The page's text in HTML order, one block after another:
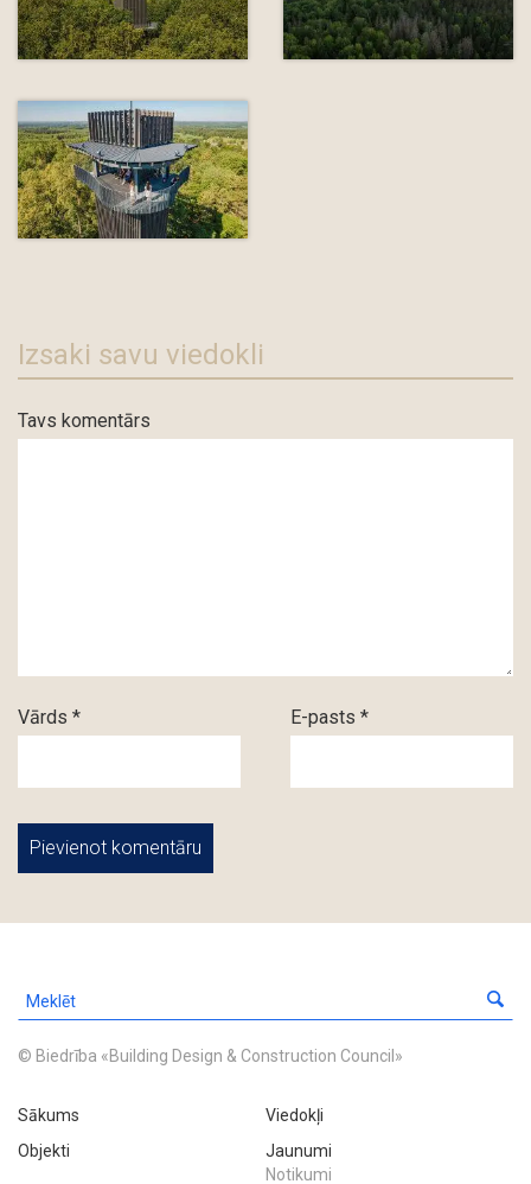
Izsaki savu viedokli
Tavs komentārs
Vārds * E-pasts *
© Biedrība «Building Design & Construction Council»
Sākums
Viedokļi
Objekti
Jaunumi
Notikumi